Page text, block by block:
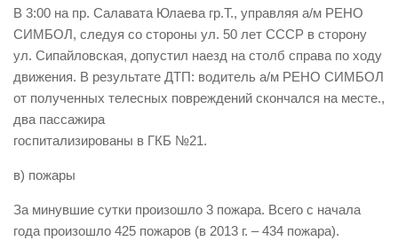
В 3:00 на пр. Салавата Юлаева гр.Т., управляя а/м РЕНО
СИМБОЛ, следуя со стороны ул. 50 лет СССР в сторону
ул. Сипайловская, допустил наезд на столб справа по ходу
движения. В результате ДТП: водитель а/м РЕНО СИМБОЛ
от полученных телесных повреждений скончался на месте.,
два пассажира
госпитализированы в ГКБ №21.
в) пожары
За минувшие сутки произошло 3 пожара. Всего с начала
года произошло 425 пожаров (в 2013 г. – 434 пожара).